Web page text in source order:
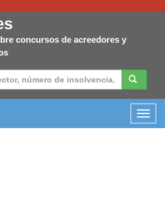
concursos de acreedores y